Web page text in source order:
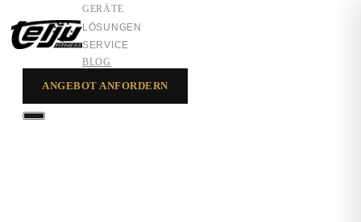
GERÄTE
LÖSUNGEN
SERVICE
BLOG
ANGEBOT ANFORDERN